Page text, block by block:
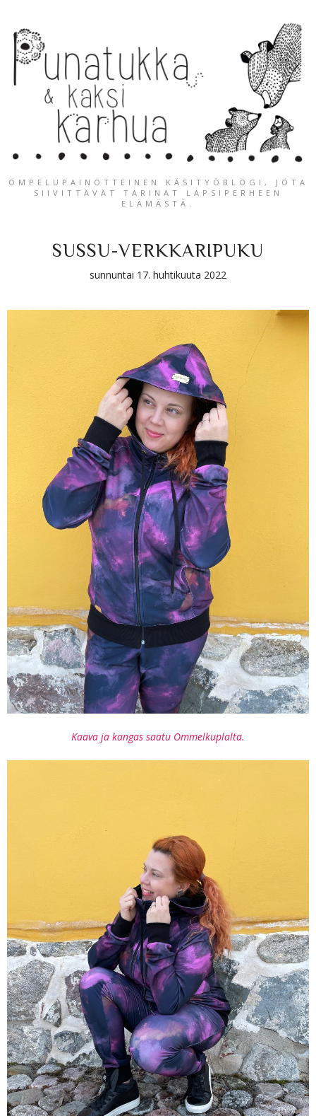
OMPELUPAINOTTEINEN KÄSITYÖBLOGI, JOTA
SIIVITTÄVÄT TARINAT LAPSIPERHEEN
ELÄMÄSTÄ.
SUSSU-VERKKARIPUKU
sunnuntai 17. huhtikuuta 2022
Kaava ja kangas saatu Ommelkuplalta.